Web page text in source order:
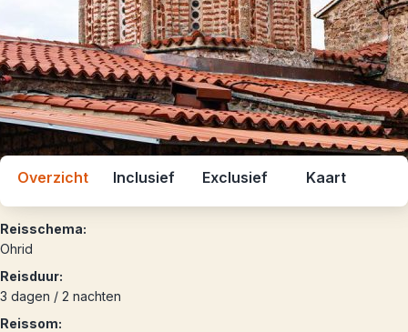
Overzicht Inclusief Exclusief Kaart
Reisschema:
Ohrid
Reisduur:
3 dagen / 2 nachten
Reissom: